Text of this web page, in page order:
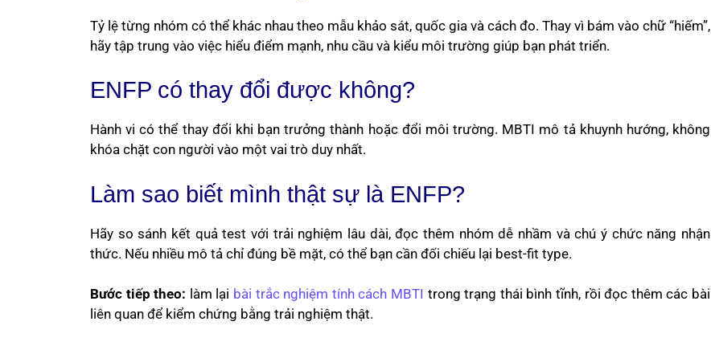
Tỷ lệ từng nhóm có thể khác nhau theo mẫu khảo sát, quốc gia và cách đo. Thay vì bám vào chữ “hiếm”,
hãy tập trung vào việc hiểu điểm mạnh, nhu cầu và kiểu môi trường giúp bạn phát triển.
ENFP có thay đổi được không?
Hành vi có thể thay đổi khi bạn trưởng thành hoặc đổi môi trường. MBTI mô tả khuynh hướng, không
khóa chặt con người vào một vai trò duy nhất.
Làm sao biết mình thật sự là ENFP?
Hãy so sánh kết quả test với trải nghiệm lâu dài, đọc thêm nhóm dễ nhầm và chú ý chức năng nhận
thức. Nếu nhiều mô tả chỉ đúng bề mặt, có thể bạn cần đối chiếu lại best-fit type.
Bước tiếp theo: làm lại bài trắc nghiệm tính cách MBTI trong trạng thái bình tĩnh, rồi đọc thêm các bài
liên quan để kiểm chứng bằng trải nghiệm thật.